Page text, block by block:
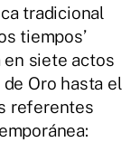
tradicional
tiempos’
en siete actos
Oro hasta el
referentes